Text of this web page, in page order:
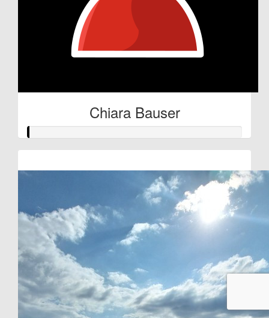
Chiara Bauser